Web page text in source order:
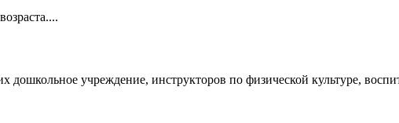
дошкольное учреждение, инструкторов по физической культуре,